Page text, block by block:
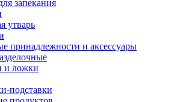
запекания
утварь
принадлежности и аксессуары
и ложки
подставки